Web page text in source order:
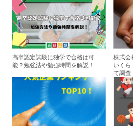
高卒認定試験に独学で合格は可
能？勉強法や勉強時間を解説！
株式会
いくら
て調査